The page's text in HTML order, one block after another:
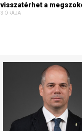
visszatérhet a
3 ÓRÁJA